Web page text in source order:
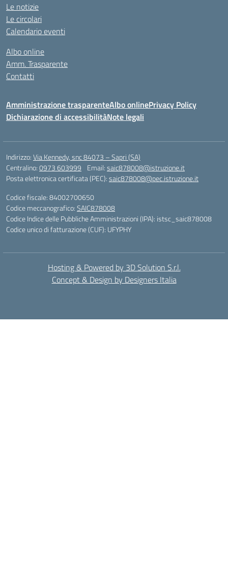
Le notizie
Le circolari
Calendario eventi
Albo online
Amm. Trasparente
Contatti
Amministrazione trasparenteAlbo onlinePrivacy Policy
Dichiarazione di accessibilitàNote legali
Indirizzo:Via Kennedy, snc 84073 – Sapri (SA)
Centralino:0973 603999 Email:saic878008@istruzione.it
Posta elettronica certificata (PEC):saic878008@pec.istruzione.it
Codice fiscale: 84002700650
Codice meccanografico:SAIC878008
Codice Indice delle Pubbliche Amministrazioni (IPA): istsc_saic878008
Codice unico di fatturazione (CUF): UFYPHY
Hosting & Powered by 3D Solution S.r.l.
Concept & Design by Designers Italia